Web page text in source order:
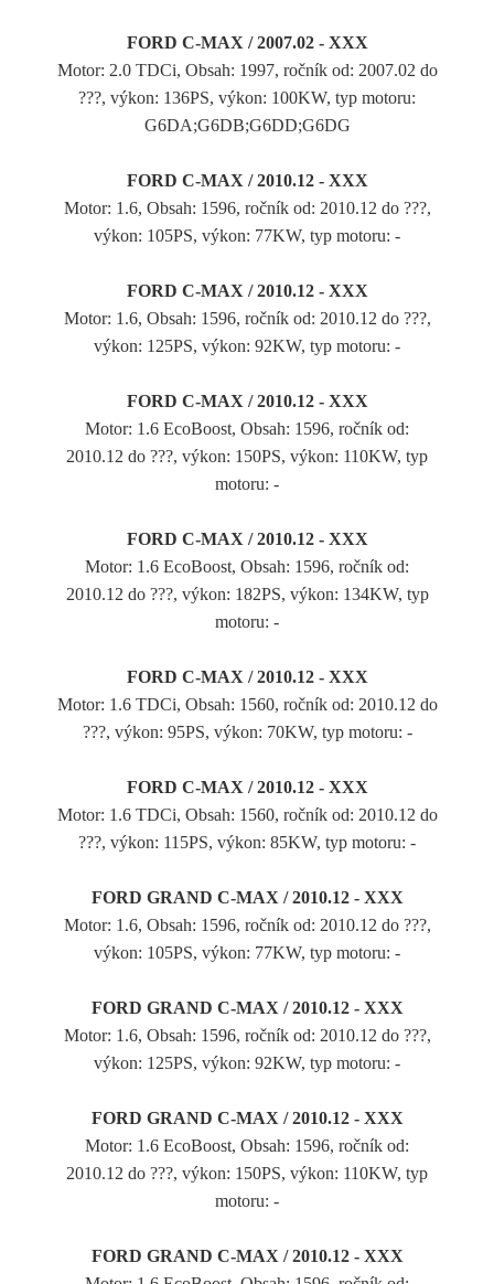
FORD C-MAX / 2007.02 - XXX
Motor: 2.0 TDCi, Obsah: 1997, ročník od: 2007.02 do
???, výkon: 136PS, výkon: 100KW, typ motoru:
G6DA;G6DB;G6DD;G6DG
FORD C-MAX / 2010.12 - XXX
Motor: 1.6, Obsah: 1596, ročník od: 2010.12 do ???,
výkon: 105PS, výkon: 77KW, typ motoru: -
FORD C-MAX / 2010.12 - XXX
Motor: 1.6, Obsah: 1596, ročník od: 2010.12 do ???,
výkon: 125PS, výkon: 92KW, typ motoru: -
FORD C-MAX / 2010.12 - XXX
Motor: 1.6 EcoBoost, Obsah: 1596, ročník od:
2010.12 do ???, výkon: 150PS, výkon: 110KW, typ
motoru: -
FORD C-MAX / 2010.12 - XXX
Motor: 1.6 EcoBoost, Obsah: 1596, ročník od:
2010.12 do ???, výkon: 182PS, výkon: 134KW, typ
motoru: -
FORD C-MAX / 2010.12 - XXX
Motor: 1.6 TDCi, Obsah: 1560, ročník od: 2010.12 do
???, výkon: 95PS, výkon: 70KW, typ motoru: -
FORD C-MAX / 2010.12 - XXX
Motor: 1.6 TDCi, Obsah: 1560, ročník od: 2010.12 do
???, výkon: 115PS, výkon: 85KW, typ motoru: -
FORD GRAND C-MAX / 2010.12 - XXX
Motor: 1.6, Obsah: 1596, ročník od: 2010.12 do ???,
výkon: 105PS, výkon: 77KW, typ motoru: -
FORD GRAND C-MAX / 2010.12 - XXX
Motor: 1.6, Obsah: 1596, ročník od: 2010.12 do ???,
výkon: 125PS, výkon: 92KW, typ motoru: -
FORD GRAND C-MAX / 2010.12 - XXX
Motor: 1.6 EcoBoost, Obsah: 1596, ročník od:
2010.12 do ???, výkon: 150PS, výkon: 110KW, typ
motoru: -
FORD GRAND C-MAX / 2010.12 - XXX